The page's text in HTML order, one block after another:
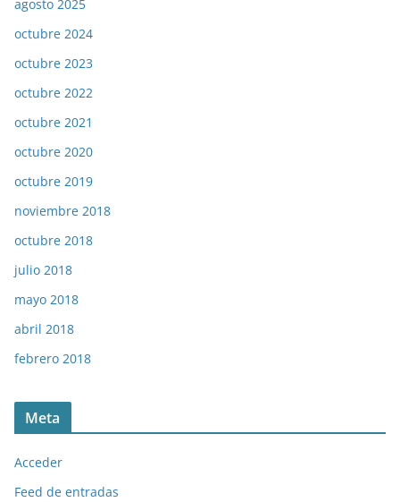
agosto 2025
octubre 2024
octubre 2023
octubre 2022
octubre 2021
octubre 2020
octubre 2019
noviembre 2018
octubre 2018
julio 2018
mayo 2018
abril 2018
febrero 2018
Meta
Acceder
Feed de entradas